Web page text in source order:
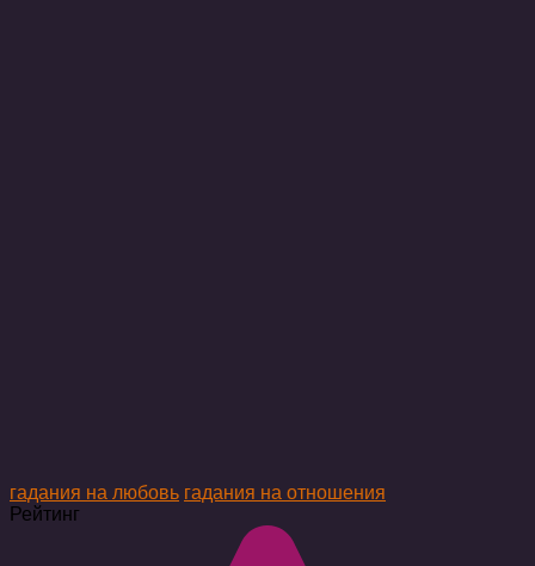
гадания на любовь гадания на отношения
Рейтинг